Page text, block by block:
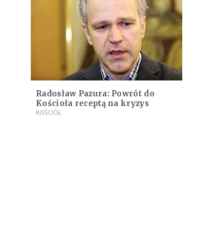
Radosław Pazura: Powrót do
Kościoła receptą na kryzys
KOŚCIÓŁ